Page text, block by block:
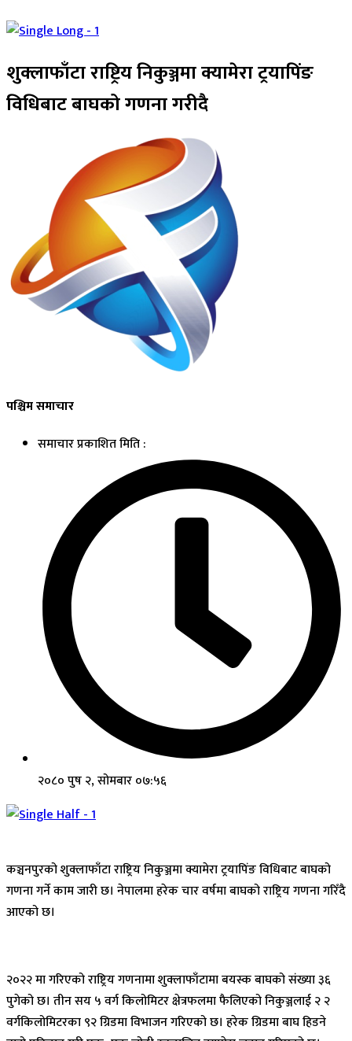
शुक्लाफाँटा राष्ट्रिय निकुञ्जमा क्यामेरा ट्रयापिंङ
विधिबाट बाघको गणना गरीदै
पश्चिम समाचार
समाचार प्रकाशित मिति :
२०८० पुष २, सोमबार ०७:५६
कञ्चनपुरको शुक्लाफाँटा राष्ट्रिय निकुञ्जमा क्यामेरा ट्रयापिंङ विधिबाट बाघको
गणना गर्ने काम जारी छ। नेपालमा हरेक चार वर्षमा बाघको राष्ट्रिय गणना गरिँदै
आएको छ।
२०२२ मा गरिएको राष्ट्रिय गणनामा शुक्लाफाँटामा बयस्क बाघको संख्या ३६
पुगेको छ। तीन सय ५ वर्ग किलोमिटर क्षेत्रफलमा फैलिएको निकुञ्जलाई २ २
वर्गकिलोमिटरका ९२ ग्रिडमा विभाजन गरिएको छ। हरेक ग्रिडमा बाघ हिडने